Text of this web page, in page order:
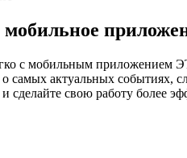
с мобильным
самых актуальных событиях,
сделайте свою работу более